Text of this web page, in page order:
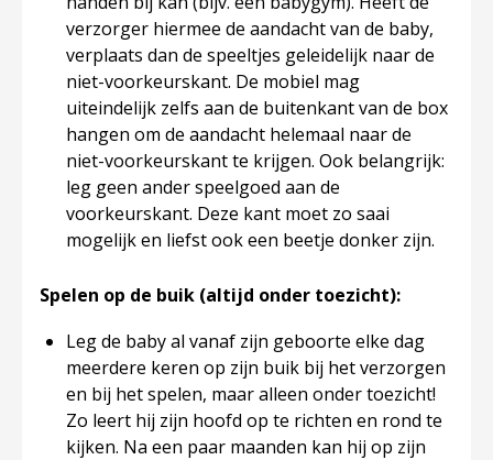
verzorger hiermee de aandacht van de baby,
verplaats dan de speeltjes geleidelijk naar de
niet-voorkeurskant. De mobiel mag
uiteindelijk zelfs aan de buitenkant van de box
hangen om de aandacht helemaal naar de
niet-voorkeurskant te krijgen. Ook belangrijk:
leg geen ander speelgoed aan de
voorkeurskant. Deze kant moet zo saai
mogelijk en liefst ook een beetje donker zijn.
Spelen op de buik (altijd onder toezicht):
Leg de baby al vanaf zijn geboorte elke dag
meerdere keren op zijn buik bij het verzorgen
en bij het spelen, maar alleen onder toezicht!
Zo leert hij zijn hoofd op te richten en rond te
kijken. Na een paar maanden kan hij op zijn